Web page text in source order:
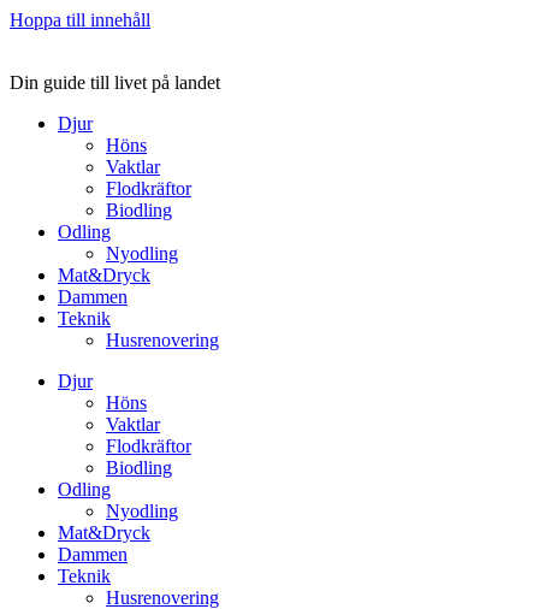
Hoppa till innehåll
Din guide till livet på landet
Djur
Höns
Vaktlar
Flodkräftor
Biodling
Odling
Nyodling
Mat&Dryck
Dammen
Teknik
Husrenovering
Djur
Höns
Vaktlar
Flodkräftor
Biodling
Odling
Nyodling
Mat&Dryck
Dammen
Teknik
Husrenovering